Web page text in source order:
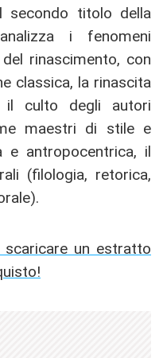
secondo titolo della
i fenomeni
rinascimento, con
classica, la rinascita
il culto degli autori
maestri di stile e
e antropocentrica, il
(filologia, retorica,
un estratto